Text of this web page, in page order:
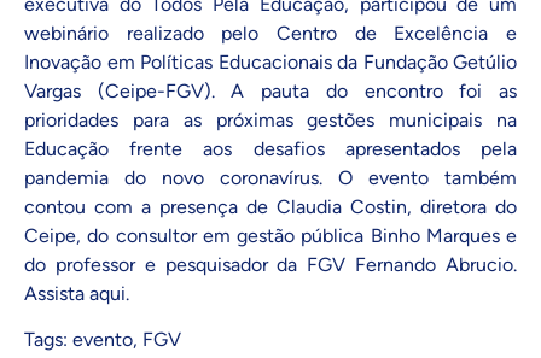
webinário realizado pelo Centro de Excelência e
Inovação em Políticas Educacionais da Fundação Getúlio
Vargas (Ceipe-FGV). A pauta do encontro foi as
prioridades para as próximas gestões municipais na
Educação frente aos desafios apresentados pela
pandemia do novo coronavírus. O evento também
contou com a presença de Claudia Costin, diretora do
Ceipe, do consultor em gestão pública Binho Marques e
do professor e pesquisador da FGV Fernando Abrucio.
Assista aqui.
Tags: evento, FGV